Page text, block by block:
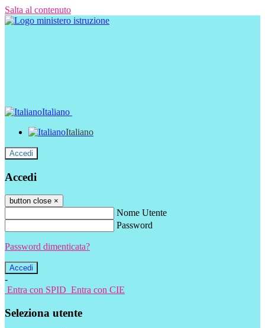
Salta al contenuto
Italiano
Italiano
Accedi
Accedi
button close ×
Nome Utente
Password
Password dimenticata?
-
Entra con SPID Entra con CIE
Seleziona utente